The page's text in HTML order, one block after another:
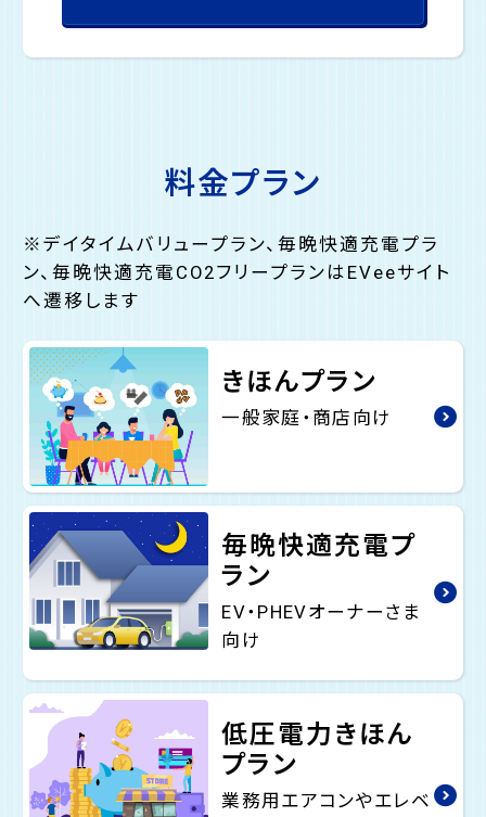
料金プラン
※デイタイムバリュープラン、毎晩快適充電プラ
ン、毎晩快適充電CO2フリープランはEVeeサイト
へ遷移します
きほんプラン
一般家庭・商店向け
毎晩快適充電プ
ラン
EV・PHEVオーナーさま
向け
低圧電力きほん
プラン
業務用エアコンやエレベ